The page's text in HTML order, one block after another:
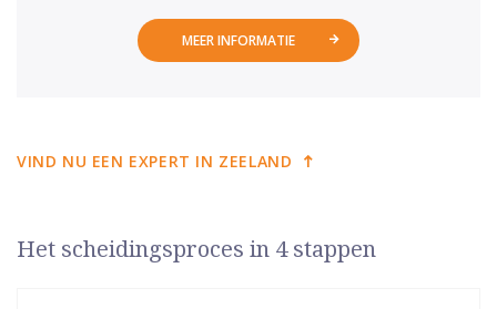
MEER INFORMATIE
VIND NU EEN EXPERT IN ZEELAND
Het scheidingsproces in 4 stappen